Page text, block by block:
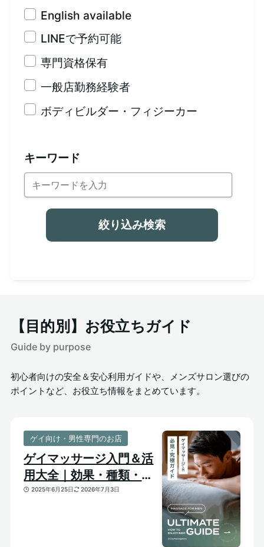
English available
LINEで予約可能
専門資格保有
一般店勤務経験者
ボディビルダー・フィジーカー
キーワード
絞り込み検索
【目的別】お役立ちガイド
Guide by purpose
初心者向けの安全＆安心利用ガイドや、メンズサロン選びの
ポイントなど、お役立ち情報をまとめています。
ゲイ向け・男性専門のお店
ゲイマッサージ入門＆活
用大全｜効果・種類・選
び方がわかる体験ガイド
2025年6月25日 2026年7月3日